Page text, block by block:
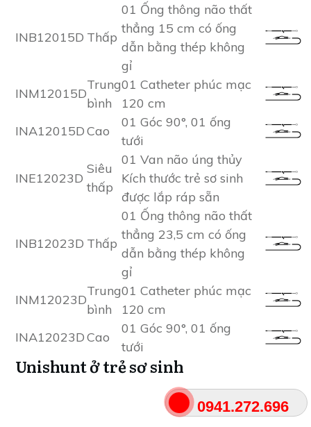
0941.272.696
INB12015D Thấp
01 Ống thông não thất
thẳng 15 cm có ống
dẫn bằng thép không
gỉ
INM12015D
Trung
bình
01 Catheter phúc mạc
120 cm
INA12015DCao
01 Góc 90°, 01 ống
tưới
INE12023D
Siêu
thấp
01 Van não úng thủy
Kích thước trẻ sơ sinh
được lắp ráp sẵn
INB12023D Thấp
01 Ống thông não thất
thẳng 23,5 cm có ống
dẫn bằng thép không
gỉ
INM12023D
Trung
bình
01 Catheter phúc mạc
120 cm
INA12023DCao
01 Góc 90°, 01 ống
tưới
Unishunt ở trẻ sơ sinh